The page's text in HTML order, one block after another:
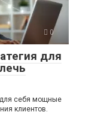
0
для
для себя мощные
клиентов.